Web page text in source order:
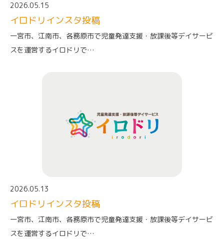
2026.05.15
イロドリインスタ投稿
一宮市、江南市、各務原市で児童発達支援・放課後等デイサービ
スを運営するイロドリで…
2026.05.13
イロドリインスタ投稿
一宮市、江南市、各務原市で児童発達支援・放課後等デイサービ
スを運営するイロドリで…